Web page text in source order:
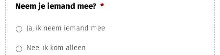
Neem je iemand mee? *
Ja, ik neem iemand mee
Nee, ik kom alleen